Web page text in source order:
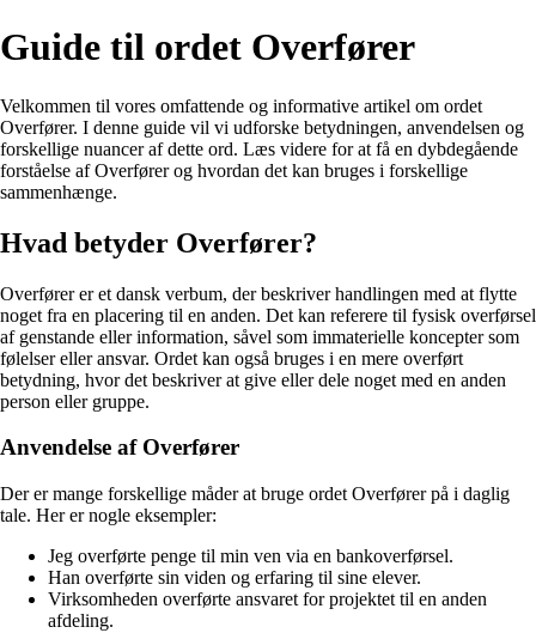
Guide til ordet Overfører
Velkommen til vores omfattende og informative artikel om ordet
Overfører. I denne guide vil vi udforske betydningen, anvendelsen og
forskellige nuancer af dette ord. Læs videre for at få en dybdegående
forståelse af Overfører og hvordan det kan bruges i forskellige
sammenhænge.
Hvad betyder Overfører?
Overfører er et dansk verbum, der beskriver handlingen med at flytte
noget fra en placering til en anden. Det kan referere til fysisk overførsel
af genstande eller information, såvel som immaterielle koncepter som
følelser eller ansvar. Ordet kan også bruges i en mere overført
betydning, hvor det beskriver at give eller dele noget med en anden
person eller gruppe.
Anvendelse af Overfører
Der er mange forskellige måder at bruge ordet Overfører på i daglig
tale. Her er nogle eksempler:
Jeg overførte penge til min ven via en bankoverførsel.
Han overførte sin viden og erfaring til sine elever.
Virksomheden overførte ansvaret for projektet til en anden
afdeling.